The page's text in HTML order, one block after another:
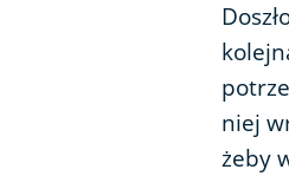
niej
żeby